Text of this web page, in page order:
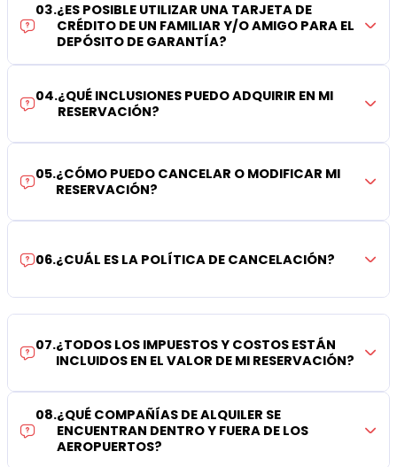
03.¿ES POSIBLE UTILIZAR UNA TARJETA DE
CRÉDITO DE UN FAMILIAR Y/O AMIGO PARA EL
DEPÓSITO DE GARANTÍA?
04.¿QUÉ INCLUSIONES PUEDO ADQUIRIR EN MI
RESERVACIÓN?
05.¿CÓMO PUEDO CANCELAR O MODIFICAR MI
RESERVACIÓN?
06.¿CUÁL ES LA POLÍTICA DE CANCELACIÓN?
07.¿TODOS LOS IMPUESTOS Y COSTOS ESTÁN
INCLUIDOS EN EL VALOR DE MI RESERVACIÓN?
08.¿QUÉ COMPAÑÍAS DE ALQUILER SE
ENCUENTRAN DENTRO Y FUERA DE LOS
AEROPUERTOS?